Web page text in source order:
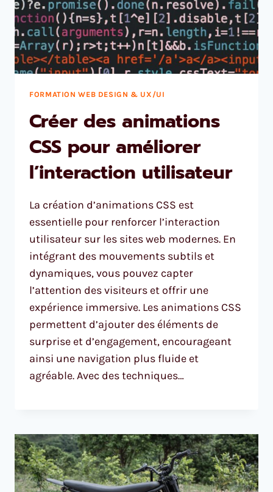
FORMATION WEB DESIGN & UX/UI
Créer des animations
CSS pour améliorer
l’interaction utilisateur
La création d’animations CSS est
essentielle pour renforcer l’interaction
utilisateur sur les sites web modernes. En
intégrant des mouvements subtils et
dynamiques, vous pouvez capter
l’attention des visiteurs et offrir une
expérience immersive. Les animations CSS
permettent d’ajouter des éléments de
surprise et d’engagement, encourageant
ainsi une navigation plus fluide et
agréable. Avec des techniques…